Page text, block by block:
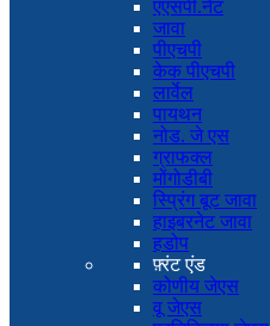
एएसपी.नेट
जावा
पीएचपी
केक पीएचपी
लार्वेल
पायथन
नोड. जे एस
ग्राफक्ल
मोंगोडीबी
स्प्रिंग बूट जावा
हाइबरनेट जावा
हडोप
फ़्रंट एंड
कोणीय जेएस
वू जेएस